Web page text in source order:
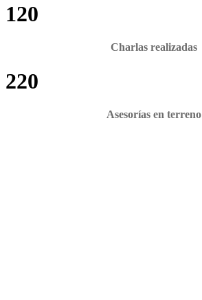
120
Charlas realizadas
220
Asesorías en terreno